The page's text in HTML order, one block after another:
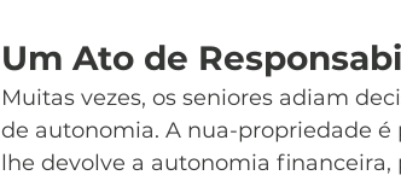
Um Ato de
Muitas vezes, os seniores adiam
de autonomia. A nua-propriedade
lhe devolve a autonomia